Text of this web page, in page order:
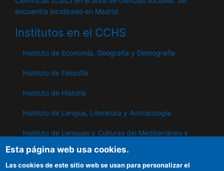
encuentra localizado en Madrid.
Institutos en el CCHS
Instituto de Economía, Geografía y Demografía
Instituto de Filosofía
Instituto de Historia
Instituto de Lengua, Literatura y Antropología
Instituto de Lenguas y Culturas del Mediterráneo y
Instituto de Políticas y Bienes Públicos
Esta página web usa cookies.
Las cookies de este sitio web se usan para personalizar el